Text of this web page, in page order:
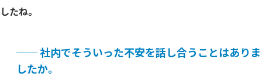
したね。
── 社内でそういった不安を話し合うことはありま
したか。